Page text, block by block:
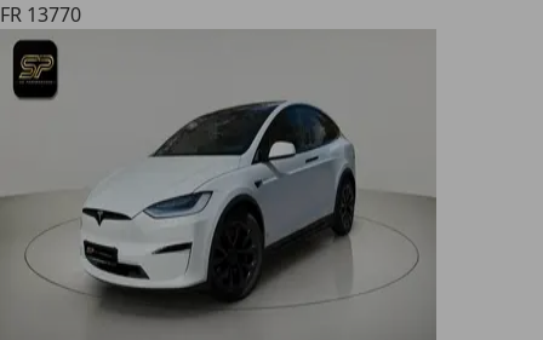
FR 13770